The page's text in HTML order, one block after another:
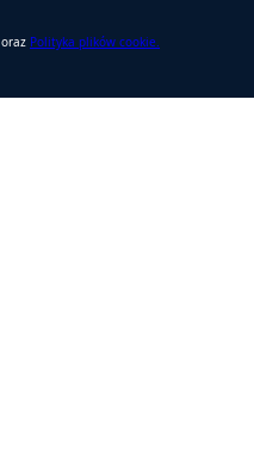
oraz Polityka plików cookie.